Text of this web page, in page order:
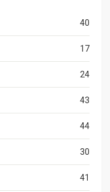
40
17
24
43
44
30
41